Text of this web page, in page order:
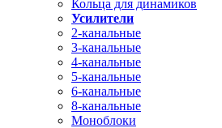
Кольца для динамиков
Усилители
2-канальные
3-канальные
4-канальные
5-канальные
6-канальные
8-канальные
Моноблоки